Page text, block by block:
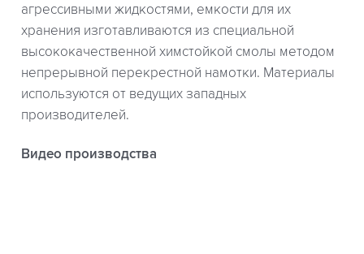
агрессивными жидкостями, емкости для их
хранения изготавливаются из специальной
высококачественной химстойкой смолы методом
непрерывной перекрестной намотки. Материалы
используются от ведущих западных
производителей.
Видео производства